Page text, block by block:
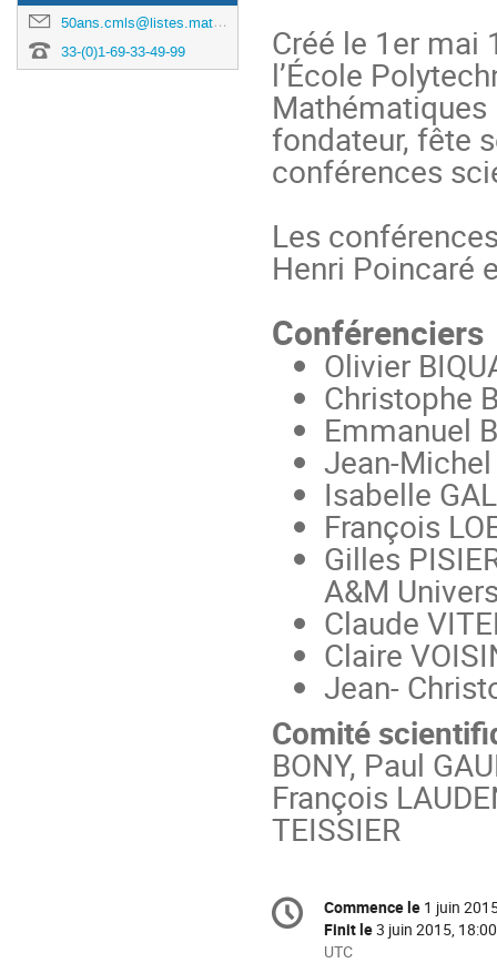
50ans.cmls@listes.math.cnrs.fr
33-(0)1-69-33-49-99
Créé le 1er mai
l’École
fondateur, fête
conférences
Les
Henri Poincaré
Conférenciers
Olivier
Christophe
Emmanuel
Jean-Michel
Isabelle
François
Gilles
A&M
Claude
Claire
Jean-
Comité
BONY, Paul
François
TEISSIER
Information
de
Date/Heure
Commence le 1 juin
Finit le3 juin 2015, 18:00
Toutes
UTC